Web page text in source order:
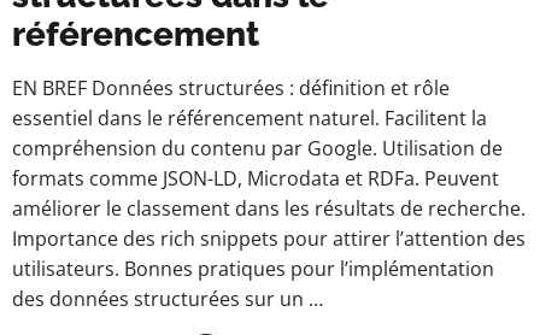
référencement
EN BREF Données structurées : définition et rôle
essentiel dans le référencement naturel. Facilitent la
compréhension du contenu par Google. Utilisation de
formats comme JSON-LD, Microdata et RDFa. Peuvent
améliorer le classement dans les résultats de recherche.
Importance des rich snippets pour attirer l’attention des
utilisateurs. Bonnes pratiques pour l’implémentation
des données structurées sur un …